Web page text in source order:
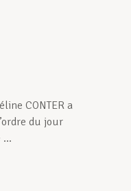
CONTER a
du jour